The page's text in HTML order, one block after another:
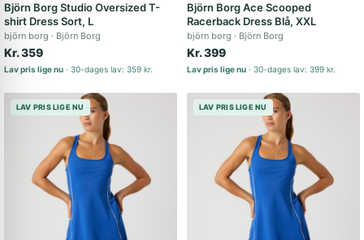
Björn Borg Studio Oversized T-
shirt Dress Sort, L
björn borg Björn Borg
Kr. 359
Lav pris lige nu 30-dages lav: 359 kr.
Björn Borg Ace Scooped
Racerback Dress Blå, XXL
björn borg Björn Borg
Kr. 399
Lav pris lige nu 30-dages lav: 399 kr.
LAV PRIS LIGE NU LAV PRIS LIGE NU